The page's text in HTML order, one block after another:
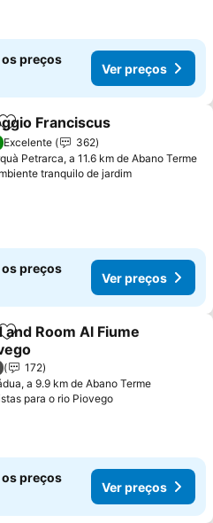
os preços
Ver preços
Adicionar aos favoritos
Franciscus
Excelente
362
Petrarca, a 11.6 km de Abano Terme
tranquilo de jardim
os preços
Ver preços
Adicionar aos favoritos
and Room Al Fiume
172
a 9.9 km de Abano Terme
para o rio Piovego
os preços
Ver preços